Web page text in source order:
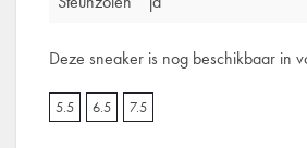
Deze sneaker is nog beschikbaar in
5.5 6.5 7.5